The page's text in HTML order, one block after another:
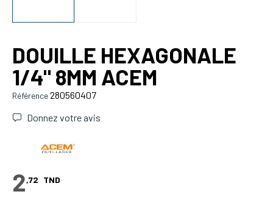
DOUILLE HEXAGONALE
1/4" 8MM ACEM
Référence280560407
Donnez votre avis
2,72 TND